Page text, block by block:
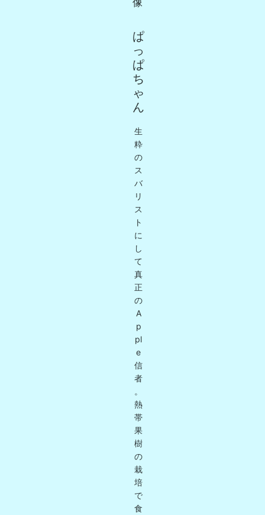
ぱ
っ
ぱ
ち
ゃ
ん
生
粋
の
ス
バ
リ
ス
ト
に
し
て
真
正
の
A
p
pl
e
信
者
。
熱
帯
果
樹
の
栽
培
で
食